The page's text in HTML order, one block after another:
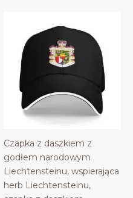
Czapka z daszkiem z
godłem narodowym
Liechtensteinu, wspierająca
herb Liechtensteinu,